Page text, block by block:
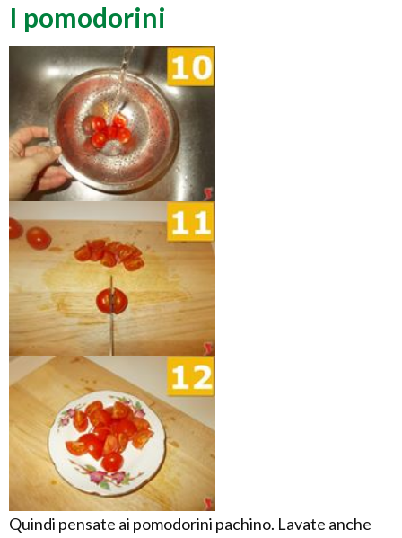
I pomodorini
Quindi pensate ai pomodorini pachino. Lavate anche